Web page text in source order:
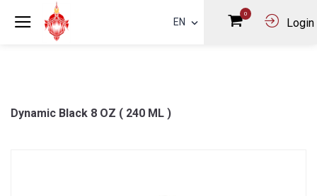
EN
0
Login
Dynamic Black 8 OZ ( 240 ML )